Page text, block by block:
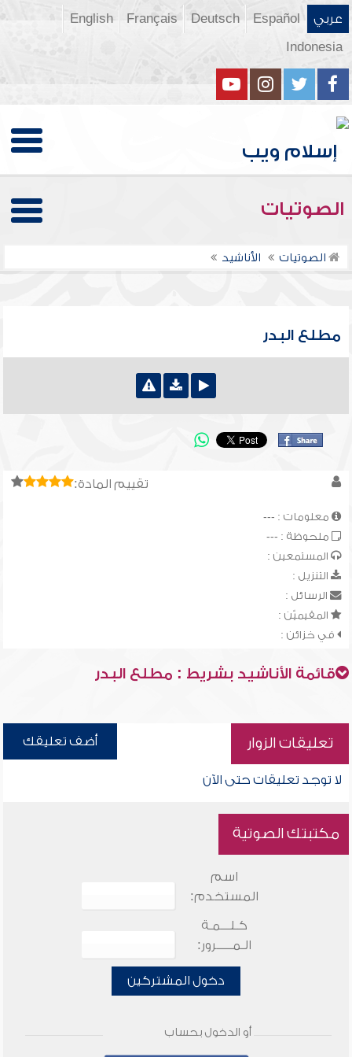
عربي Español
Deutsch
Français
English
Indonesia
الصوتيات
الصوتيات الأناشيد
مطلع البدر
تقييم المادة:
معلومات : ---
ملحوظة : ---
المستمعين :
التنزيل :
الرسائل :
المقيميّن :
في خزائن :
قائمة الأناشيد بشريط : مطلع البدر
تعليقات الزوار أضف تعليقك
لا توجد تعليقات حتى الآن
مكتبتك الصوتية
اسم
المستخدم:
كـلـــمـة
الـمـــــرور:
دخول المشتركين
أو الدخول بحساب